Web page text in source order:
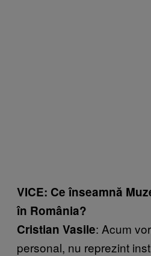
VICE: Ce înseamnă
în România?
Cristian Vasile: Acum
personal, nu reprezint